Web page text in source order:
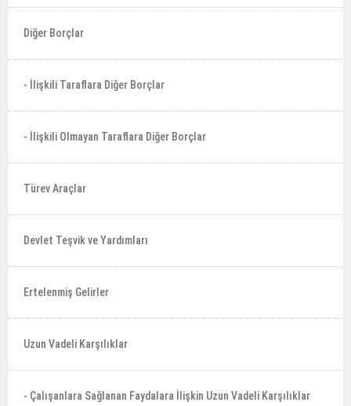
Diğer Borçlar
- İlişkili Taraflara Diğer Borçlar
- İlişkili Olmayan Taraflara Diğer Borçlar
Türev Araçlar
Devlet Teşvik ve Yardımları
Ertelenmiş Gelirler
Uzun Vadeli Karşılıklar
- Çalışanlara Sağlanan Faydalara İlişkin Uzun Vadeli Karşılıklar